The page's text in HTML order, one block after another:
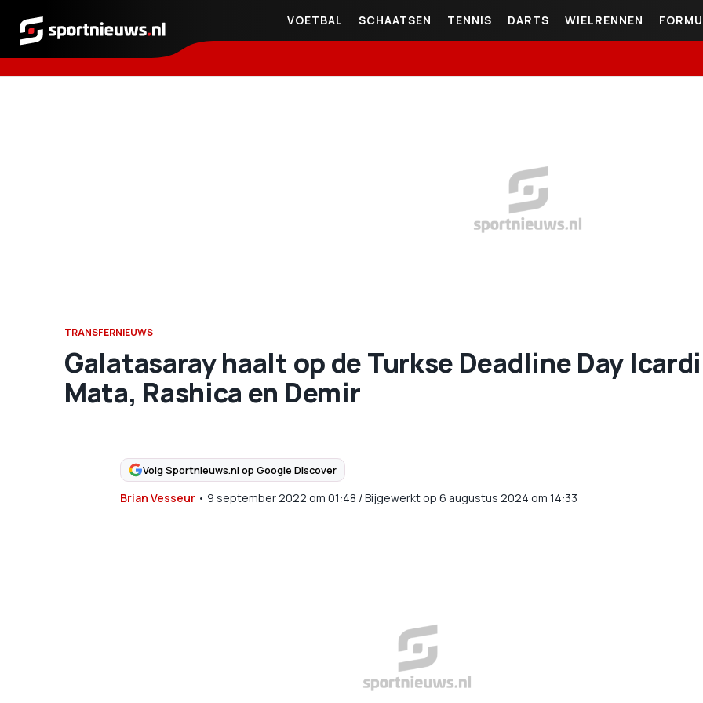
Sportnieuws.nl
VOETBAL SCHAATSEN TENNIS DARTS WIELRENNEN
TRANSFERNIEUWS
Galatasaray haalt op de Turkse Deadline Day
Mata, Rashica en Demir
Volg Sportnieuws.nl op Google Discover
Brian Vesseur• 9 september 2022 om 01:48 /Bijgewerkt op 6 augustus 2024 om 14:33